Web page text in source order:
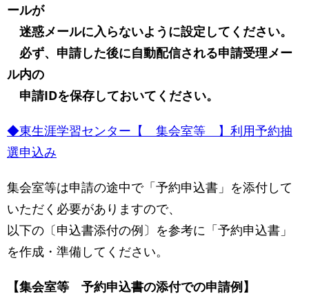
ールが
迷惑メールに入らないように設定してください。
必ず、申請した後に自動配信される申請受理メー
ル内の
申請IDを保存しておいてください。
◆東生涯学習センター【 集会室等 】利用予約抽
選申込み
集会室等は申請の途中で「予約申込書」を添付して
いただく必要がありますので、
以下の〔申込書添付の例〕を参考に「予約申込書」
を作成・準備してください。
【集会室等 予約申込書の添付での申請例】